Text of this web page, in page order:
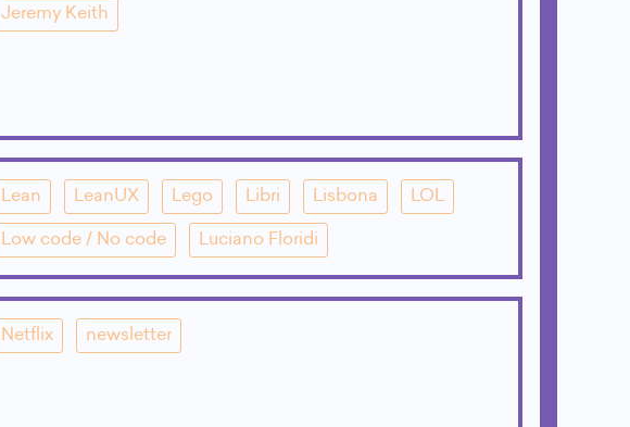
Jeremy Keith
Lean LeanUX Lego Libri Lisbona LOL
Low code / No code Luciano Floridi
Netflix newsletter